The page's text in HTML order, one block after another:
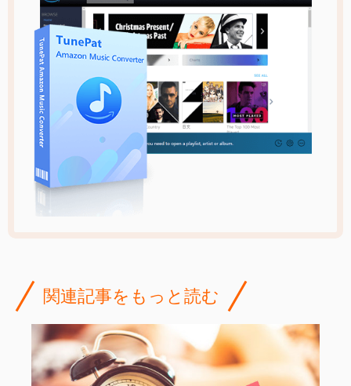
関連記事をもっと読む